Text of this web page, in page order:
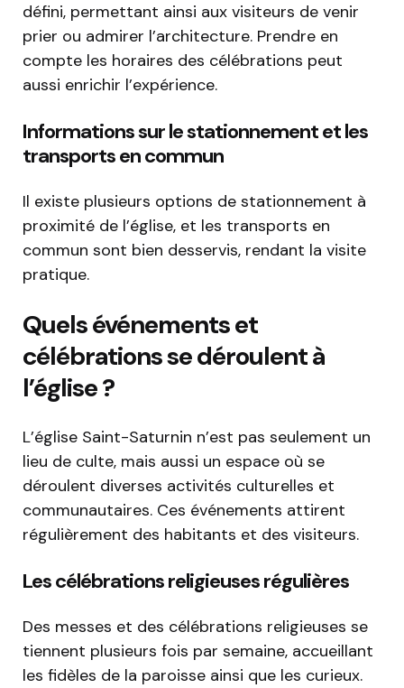
défini, permettant ainsi aux visiteurs de venir
prier ou admirer l’architecture. Prendre en
compte les horaires des célébrations peut
aussi enrichir l’expérience.
Informations sur le stationnement et les
transports en commun
Il existe plusieurs options de stationnement à
proximité de l’église, et les transports en
commun sont bien desservis, rendant la visite
pratique.
Quels événements et
célébrations se déroulent à
l’église ?
L’église Saint-Saturnin n’est pas seulement un
lieu de culte, mais aussi un espace où se
déroulent diverses activités culturelles et
communautaires. Ces événements attirent
régulièrement des habitants et des visiteurs.
Les célébrations religieuses régulières
Des messes et des célébrations religieuses se
tiennent plusieurs fois par semaine, accueillant
les fidèles de la paroisse ainsi que les curieux.